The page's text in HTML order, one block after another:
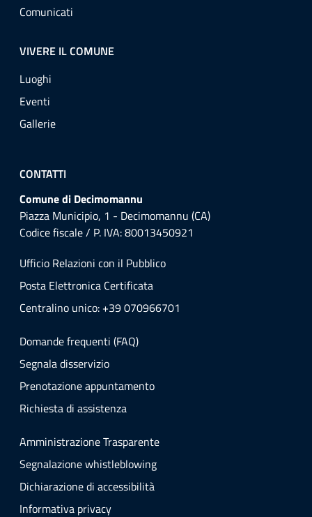
Comunicati
VIVERE IL COMUNE
Luoghi
Eventi
Gallerie
CONTATTI
Comune di Decimomannu
Piazza Municipio, 1 - Decimomannu (CA)
Codice fiscale / P. IVA: 80013450921
Ufficio Relazioni con il Pubblico
Posta Elettronica Certificata
Centralino unico: +39 070966701
Domande frequenti (FAQ)
Segnala disservizio
Prenotazione appuntamento
Richiesta di assistenza
Amministrazione Trasparente
Segnalazione whistleblowing
Dichiarazione di accessibilità
Informativa privacy